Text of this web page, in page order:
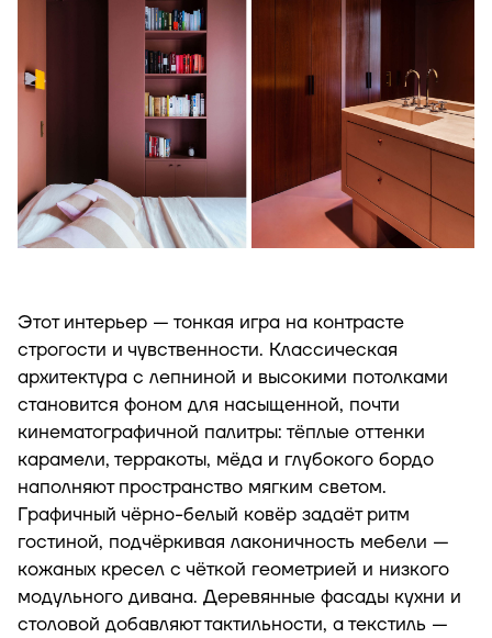
Этот интерьер — тонкая игра на контрасте
строгости и чувственности. Классическая
архитектура с лепниной и высокими потолками
становится фоном для насыщенной, почти
кинематографичной палитры: тёплые оттенки
карамели, терракоты, мёда и глубокого бордо
наполняют пространство мягким светом.
Графичный чёрно-белый ковёр задаёт ритм
гостиной, подчёркивая лаконичность мебели —
кожаных кресел с чёткой геометрией и низкого
модульного дивана. Деревянные фасады кухни и
столовой добавляют тактильности, а текстиль —